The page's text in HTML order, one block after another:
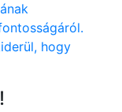
hogy